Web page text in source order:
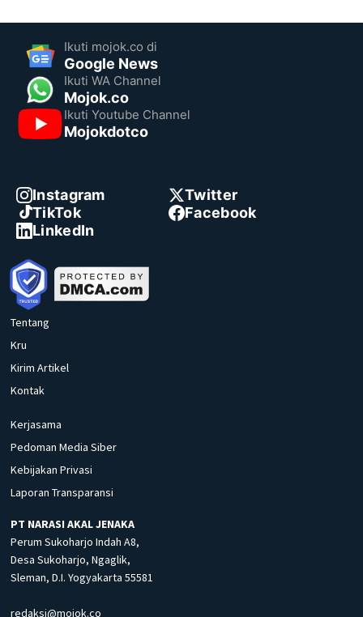
Ikuti mojok.co di
Google News
Ikuti WA Channel
Mojok.co
Ikuti Youtube Channel
Mojokdotco
Instagram
Twitter
TikTok
Facebook
LinkedIn
Tentang
Kru
Kirim Artikel
Kontak
Kerjasama
Pedoman Media Siber
Kebijakan Privasi
Laporan Transparansi
PT NARASI AKAL JENAKA
Perum Sukoharjo Indah A8,
Desa Sukoharjo, Ngaglik,
Sleman, D.I. Yogyakarta 55581
redaksi@mojok.co